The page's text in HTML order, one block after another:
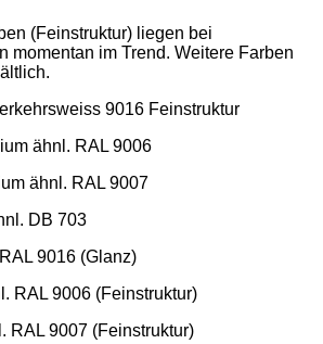
(Feinstruktur) liegen bei
momentan im Trend. Weitere Farben
9016 (Glanz)
RAL 9006 (Feinstruktur)
RAL 9007 (Feinstruktur)